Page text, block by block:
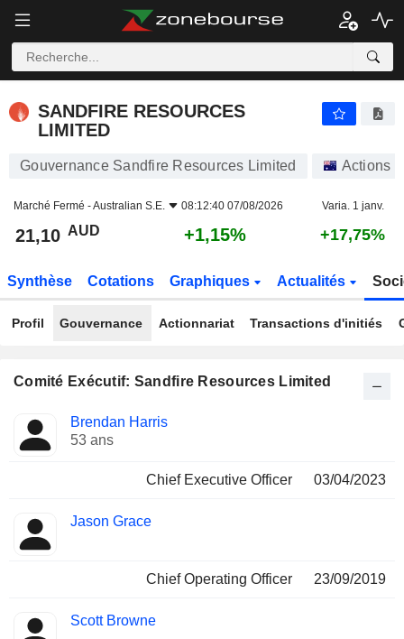
SANDFIRE RESOURCES
LIMITED
Gouvernance Sandfire Resources Limited Actions
Marché Fermé -Australian S.E. 08:12:40 07/08/2026 Varia. 1 janv.
21,10 AUD +1,15% +17,75%
Synthèse Cotations Graphiques Actualités
Profil Gouvernance Actionnariat Transactions d'initiés
Comité Exécutif: Sandfire Resources Limited
Dirigeant
Fonctions
occupées
Brendan Harris
53 ans
Chief Executive Officer 03/04/2023
Jason Grace
Chief Operating Officer 23/09/2019
Scott Browne